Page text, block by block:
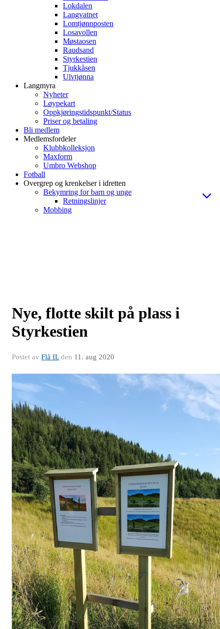
Lokdalen
Langvatnet
Lomtjønnposten
Losavollen
Møstaosen
Raudsand
Styrkestien
Tjukkåsen
Ulvtjønna
Langmyra
Nyheter
Løypekart
Oppkjøringstidspunkt/Status
Priser og betaling
Bli medlem
Medlemsfordeler
Klubbkolleksjon
Maxform
Umbro Webshop
Fotball
Overgrep og krenkelser i idretten
Bekymring for barn og unge
Retningslinjer
Mobbing
Nye, flotte skilt på plass i
Styrkestien
Postet av Flå ILden 11. aug 2020